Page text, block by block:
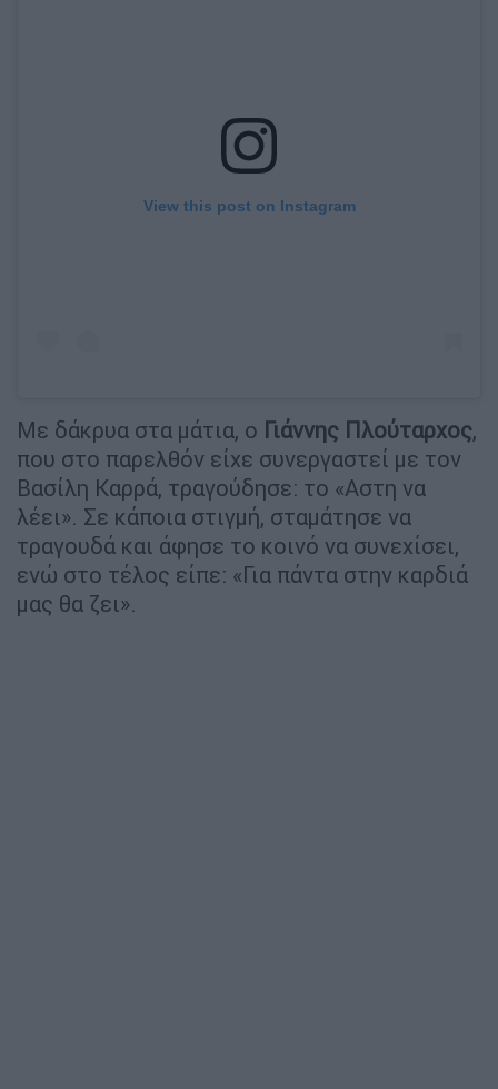
View this post on Instagram
Με δάκρυα στα μάτια, ο Γιάννης Πλούταρχος,
που στο παρελθόν είχε συνεργαστεί με τον
Βασίλη Καρρά, τραγούδησε: το «Αστη να
λέει». Σε κάποια στιγμή, σταμάτησε να
τραγουδά και άφησε το κοινό να συνεχίσει,
ενώ στο τέλος είπε: «Για πάντα στην καρδιά
μας θα ζει».